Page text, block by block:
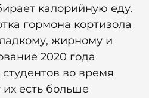
калорийную еду.
гормона кортизола
жирному и
2020 года
студентов во время
их есть больше